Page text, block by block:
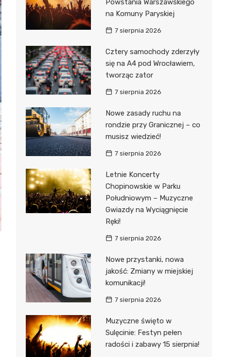
Powstania Warszawskiego
na Komuny Paryskiej
7 sierpnia 2026
Cztery samochody zderzyły
się na A4 pod Wrocławiem,
tworząc zator
7 sierpnia 2026
Nowe zasady ruchu na
rondzie przy Granicznej – co
musisz wiedzieć!
7 sierpnia 2026
Letnie Koncerty
Chopinowskie w Parku
Południowym – Muzyczne
Gwiazdy na Wyciągnięcie
Ręki!
7 sierpnia 2026
Nowe przystanki, nowa
jakość: Zmiany w miejskiej
komunikacji!
7 sierpnia 2026
Muzyczne święto w
Sulęcinie: Festyn pełen
radości i zabawy 15 sierpnia!